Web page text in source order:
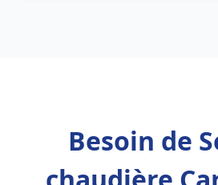
Besoin de